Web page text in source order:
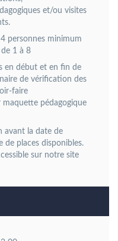
et/ou visites
4 personnes minimum
de 1 à 8
en début et en fin de
de vérification des
faire
maquette pédagogique
avant la date de
de places disponibles.
sur notre site